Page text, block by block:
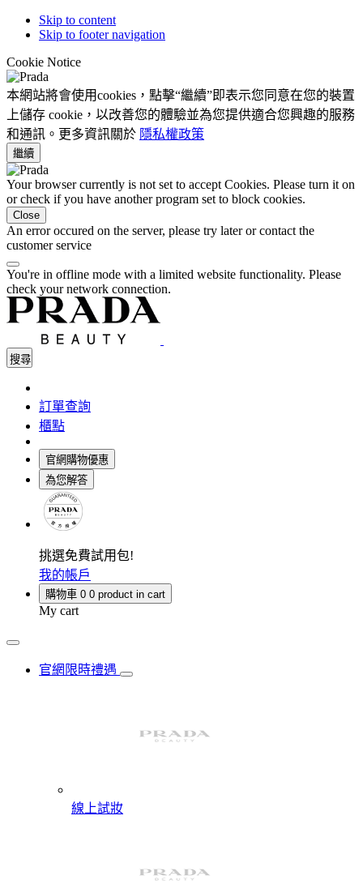
Skip to content
Skip to footer navigation
Cookie Notice
本網站將會使用cookies，點擊“繼續”即表示您同意在您的裝置
上儲存 cookie，以改善您的體驗並為您提供適合您興趣的服務
和通訊。更多資訊關於 隱私權政策
繼續
Your browser currently is not set to accept Cookies. Please turn it on
or check if you have another program set to block cookies.
Close
An error occured on the server, please try later or contact the
customer service
You're in offline mode with a limited website functionality. Please
check your network connection.
搜尋
訂單查詢
櫃點
官網購物優惠
為您解答
挑選免費試用包!
我的帳戶
購物車 0 0 product in cart
My cart
官網限時禮遇
線上試妝